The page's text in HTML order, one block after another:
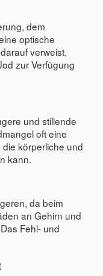
dem
optische
verweist,
zur Verfügung
und stillende
oft eine
körperliche und
kann.
da beim
an Gehirn und
Fehl- und